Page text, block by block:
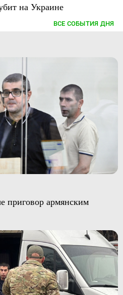
на Украине
ВСЕ СОБЫТИЯ ДНЯ
приговор армянским